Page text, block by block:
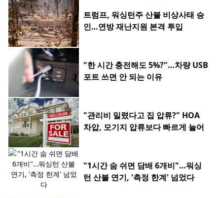
트럼프, 워싱턴주 산불 비상사태 승
인…연방 재난지원 본격 투입
"한 시간 충전해도 5%?"…차량 USB
포트 쓰면 안 되는 이유
"관리비 밀렸다고 집 압류?" HOA
차압, 모기지 압류보다 빠르게 늘어
"1시간 숨 쉬면 담배 6개비"…워싱
턴 산불 연기, '측정 한계' 넘었다